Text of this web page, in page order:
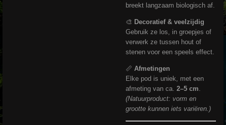
breekt langzaam biologisch af.
🎨 Decoratief & veelzijdig
Gebruik ze los, in groepjes of
verwerk ze tussen hout of
stenen voor een speels effect.
📏 Afmetingen
Elke pod is uniek, met een
afmeting van ca. 2–5 cm.
(Natuurproduct: vorm en
grootte kunnen iets variëren.)